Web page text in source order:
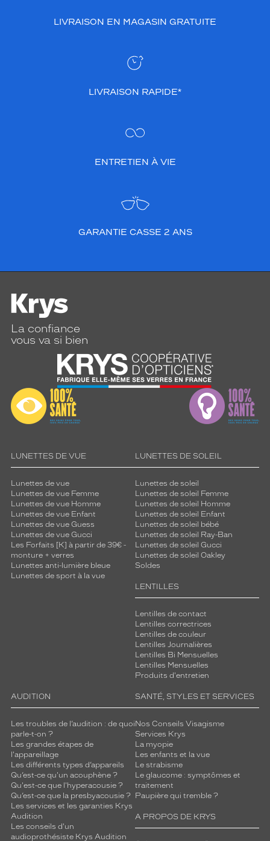
LIVRAISON EN MAGASIN GRATUITE
LIVRAISON RAPIDE*
ENTRETIEN À VIE
GARANTIE CASSE 2 ANS
La confiance
vous va si bien
LUNETTES DE VUE
Lunettes de vue
Lunettes de vue Femme
Lunettes de vue Homme
Lunettes de vue Enfant
Lunettes de vue Guess
Lunettes de vue Gucci
Les Forfaits [K] à partir de 39€ -
monture + verres
Lunettes anti-lumière bleue
Lunettes de sport à la vue
LUNETTES DE SOLEIL
Lunettes de soleil
Lunettes de soleil Femme
Lunettes de soleil Homme
Lunettes de soleil Enfant
Lunettes de soleil bébé
Lunettes de soleil Ray-Ban
Lunettes de soleil Gucci
Lunettes de soleil Oakley
Soldes
LENTILLES
Lentilles de contact
Lentilles correctrices
Lentilles de couleur
Lentilles Journalières
Lentilles Bi Mensuelles
Lentilles Mensuelles
Produits d'entretien
AUDITION
Les troubles de l’audition : de quoi
parle-t-on ?
Les grandes étapes de
l'appareillage
Les différents types d’appareils
Qu’est-ce qu'un acouphène ?
Qu'est-ce que l'hyperacousie ?
Qu’est-ce que la presbyacousie ?
Les services et les garanties Krys
Audition
Les conseils d'un
audioprothésiste Krys Audition
SANTÉ, STYLES ET SERVICES
Nos Conseils Visagisme
Services Krys
La myopie
Les enfants et la vue
Le strabisme
Le glaucome : symptômes et
traitement
Paupière qui tremble ?
A PROPOS DE KRYS